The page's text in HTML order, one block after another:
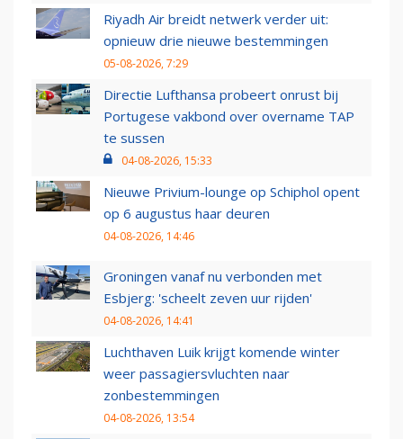
Riyadh Air breidt netwerk verder uit:
opnieuw drie nieuwe bestemmingen
05-08-2026, 7:29
Directie Lufthansa probeert onrust bij
Portugese vakbond over overname TAP
te sussen
04-08-2026, 15:33
Nieuwe Privium-lounge op Schiphol opent
op 6 augustus haar deuren
04-08-2026, 14:46
Groningen vanaf nu verbonden met
Esbjerg: 'scheelt zeven uur rijden'
04-08-2026, 14:41
Luchthaven Luik krijgt komende winter
weer passagiersvluchten naar
zonbestemmingen
04-08-2026, 13:54